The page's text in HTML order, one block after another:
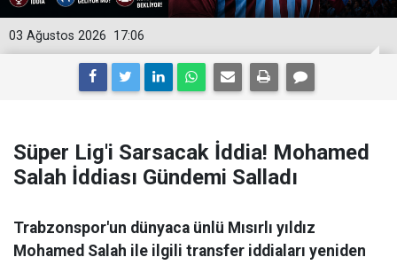
17:06
03 Ağustos 2026
Süper Lig'i Sarsacak İddia! Mohamed
Salah İddiası Gündemi Salladı
Trabzonspor'un dünyaca ünlü Mısırlı yıldız
Mohamed Salah ile ilgili transfer iddiaları yeniden